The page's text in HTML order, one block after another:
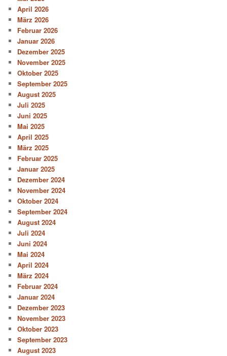
April 2026
März 2026
Februar 2026
Januar 2026
Dezember 2025
November 2025
Oktober 2025
September 2025
August 2025
Juli 2025
Juni 2025
Mai 2025
April 2025
März 2025
Februar 2025
Januar 2025
Dezember 2024
November 2024
Oktober 2024
September 2024
August 2024
Juli 2024
Juni 2024
Mai 2024
April 2024
März 2024
Februar 2024
Januar 2024
Dezember 2023
November 2023
Oktober 2023
September 2023
August 2023